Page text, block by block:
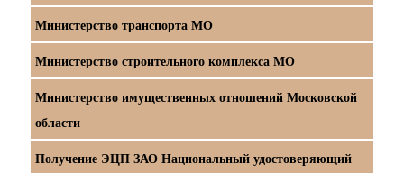
Министерство транспорта МО
Министерство строительного комплекса МО
Министерство имущественных отношений Московской
области
Получение ЭЦП ЗАО Национальный удостоверяющий